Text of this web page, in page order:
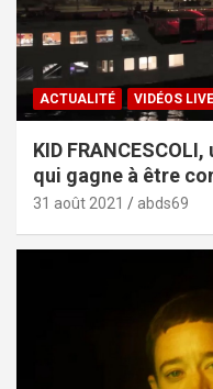
ACTUALITÉ VIDÉOS
KID
qui gagne à être
31 août 2021 abds69